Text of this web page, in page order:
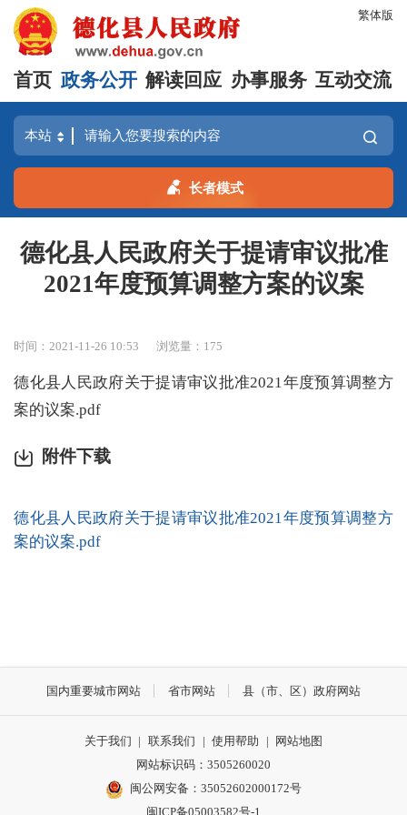
繁体版
首页 政务公开 解读回应 办事服务 互动交流
长者模式
德化县人民政府关于提请审议批准
2021年度预算调整方案的议案
时间：2021-11-26 10:53 浏览量： 175
德化县人民政府关于提请审议批准2021年度预算调整方
案的议案.pdf
附件下载
德化县人民政府关于提请审议批准2021年度预算调整方
案的议案.pdf
国内重要城市网站 省市网站 县（市、区）政府网站
关于我们 | 联系我们 | 使用帮助 |
网站地图
网站标识码：3505260020
闽公网安备：35052602000172号
闽ICP备05003582号-1